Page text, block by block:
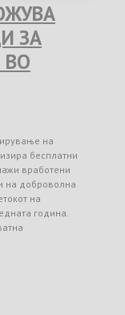
ЗА
ВО
на
бесплатни
вработени
на доброволна
на
година.